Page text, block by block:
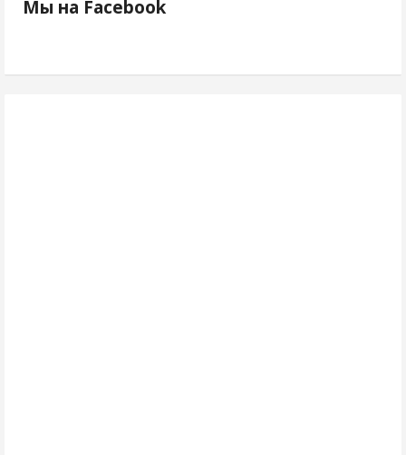
Мы на Facebook